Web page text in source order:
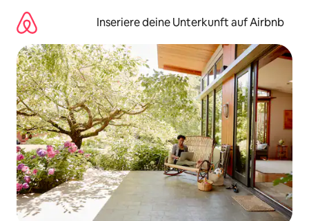
Inhalten
springen
Inseriere deine Unterkunft auf Airbnb